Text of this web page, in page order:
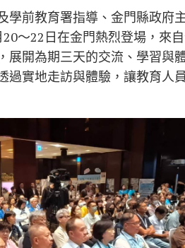
學前教育署指導、金門縣政府
～22日在金門熱烈登場，來
展開為期三天的交流、學習與
過實地走訪與體驗，讓教育人